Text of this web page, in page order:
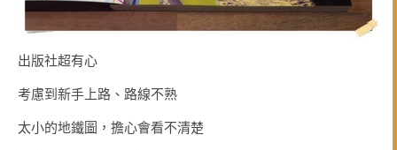
出版社超有心
考慮到新手上路、路線不熟
太小的地鐵圖，擔心會看不清楚